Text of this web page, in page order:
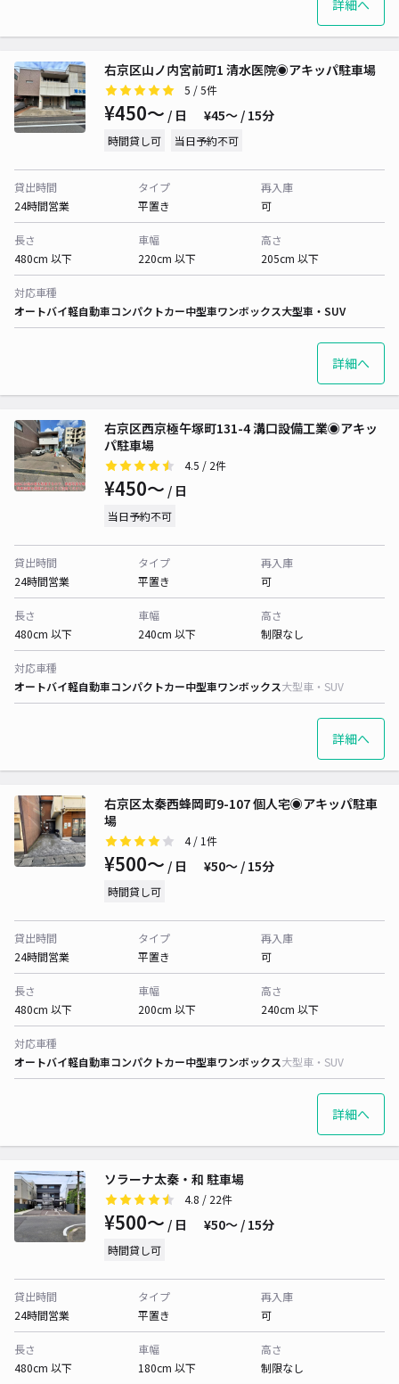
詳細へ
右京区山ノ内宮前町1 清水医院◉アキッパ駐車場
5 / 5件
¥450〜 / 日 ¥45〜 / 15分
時間貸し可 当日予約不可
貸出時間
24時間営業
タイプ
平置き
再入庫
可
長さ
480cm 以下
車幅
220cm 以下
高さ
205cm 以下
対応車種
オートバイ軽自動車コンパクトカー中型車ワンボックス大型車・SUV
詳細へ
右京区西京極午塚町131-4 溝口設備工業◉アキッ
パ駐車場
4.5 / 2件
¥450〜 / 日
当日予約不可
貸出時間
24時間営業
タイプ
平置き
再入庫
可
長さ
480cm 以下
車幅
240cm 以下
高さ
制限なし
対応車種
オートバイ軽自動車コンパクトカー中型車ワンボックス大型車・SUV
詳細へ
右京区太秦西蜂岡町9-107 個人宅◉アキッパ駐車
場
4/ 1件
¥500〜 / 日 ¥50〜 / 15分
時間貸し可
貸出時間
24時間営業
タイプ
平置き
再入庫
可
長さ
480cm 以下
車幅
200cm 以下
高さ
240cm 以下
対応車種
オートバイ軽自動車コンパクトカー中型車ワンボックス大型車・SUV
詳細へ
ソラーナ太秦・和 駐車場
4.8 / 22件
¥500〜 / 日 ¥50〜 / 15分
時間貸し可
貸出時間
24時間営業
タイプ
平置き
再入庫
可
長さ
480cm 以下
車幅
180cm 以下
高さ
制限なし